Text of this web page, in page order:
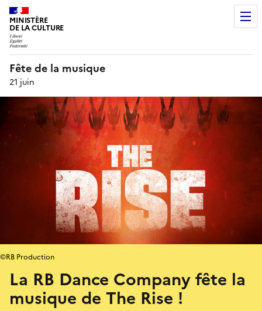
MINISTÈRE
DE LA CULTURE
Fête de la musique
21 juin
La RB Dance Company fête la
musique de The Rise !
©RB Production